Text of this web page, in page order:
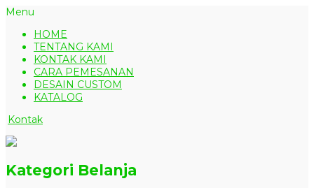
Menu
HOME
TENTANG KAMI
KONTAK KAMI
CARA PEMESANAN
DESAIN CUSTOM
KATALOG
Kontak
Kategori Belanja